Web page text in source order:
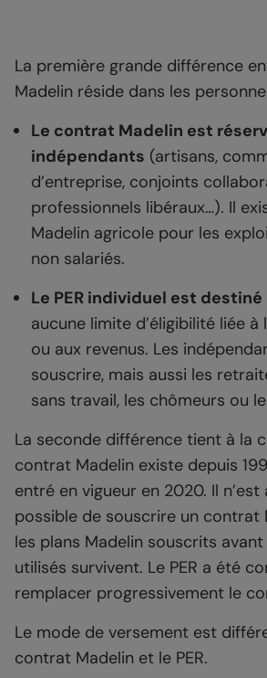
La première grande différence
Madelin réside dans les
Le contrat Madelin est
indépendants (artisans,
d’entreprise, conjoints
professionnels libéraux…). Il
Madelin agricole pour les
non salariés.
Le PER individuel est destiné
aucune limite d’éligibilité liée à
ou aux revenus. Les
souscrire, mais aussi les
sans travail, les chômeurs ou
La seconde différence tient à la
contrat Madelin existe depuis
entré en vigueur en 2020. Il n’est
possible de souscrire un contrat
les plans Madelin souscrits
utilisés survivent. Le PER a été
remplacer progressivement le
Le mode de versement est
contrat Madelin et le PER.